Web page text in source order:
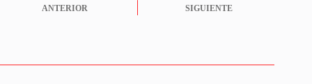
ANTERIOR SIGUIENTE